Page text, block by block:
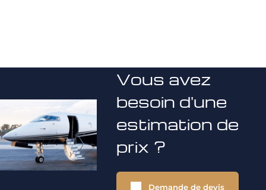
Vous avez
besoin d'une
estimation de
prix ?
Demande de devis